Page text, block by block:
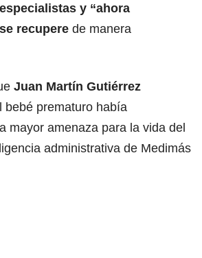
y “ahora
recupere de manera
Juan Martín Gutiérrez
bebé prematuro había
mayor amenaza para la vida del
administrativa de Medimás